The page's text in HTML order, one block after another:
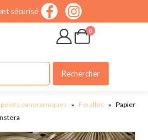
sécurisé
0
Rechercher
peints panoramiques » Feuilles » Papier